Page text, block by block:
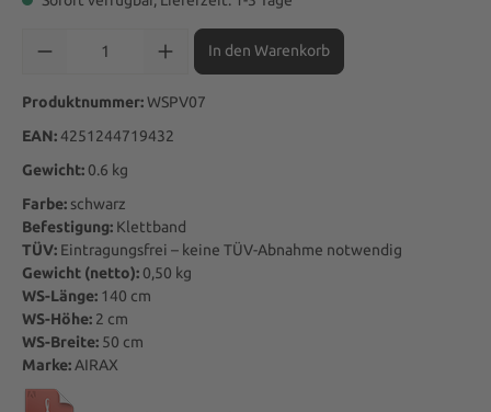
Produkt Anzahl: Gib den gewünschten Wert ein oder benutze die
In den Warenkorb
Produktnummer:WSPV07
EAN:4251244719432
Gewicht: 0.6 kg
Farbe: schwarz
Befestigung: Klettband
TÜV: Eintragungsfrei – keine TÜV-Abnahme notwendig
Gewicht (netto): 0,50 kg
WS-Länge: 140 cm
WS-Höhe: 2 cm
WS-Breite: 50 cm
Marke:AIRAX